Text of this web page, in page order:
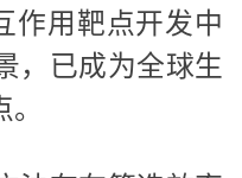
作用靶点开发中
，已成为全球生